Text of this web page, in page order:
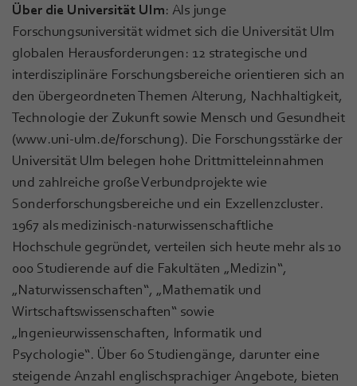
Über die Universität Ulm: Als junge
Forschungsuniversität widmet sich die Universität Ulm
globalen Herausforderungen: 12 strategische und
interdisziplinäre Forschungsbereiche orientieren sich an
den übergeordneten Themen Alterung, Nachhaltigkeit,
Technologie der Zukunft sowie Mensch und Gesundheit
(www.uni-ulm.de/forschung). Die Forschungsstärke der
Universität Ulm belegen hohe Drittmitteleinnahmen
und zahlreiche große Verbundprojekte wie
Sonderforschungsbereiche und ein Exzellenzcluster.
1967 als medizinisch-naturwissenschaftliche
Hochschule gegründet, verteilen sich heute mehr als 10
000 Studierende auf die Fakultäten „Medizin“,
„Naturwissenschaften“, „Mathematik und
Wirtschaftswissenschaften“ sowie
„Ingenieurwissenschaften, Informatik und
Psychologie“. Über 60 Studiengänge, darunter eine
steigende Anzahl englischsprachiger Angebote, bieten